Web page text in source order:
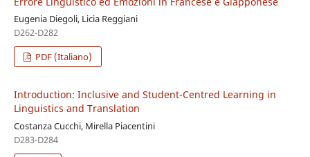
Eugenia Diegoli, Licia Reggiani
D262-D282
PDF (Italiano)
Introduction: Inclusive and Student-Centred Learning in
Linguistics and Translation
Costanza Cucchi, Mirella Piacentini
D283-D284